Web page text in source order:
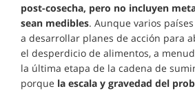
post-cosecha, pero no incluyen
sean medibles. Aunque varios
a desarrollar planes de acción para
el desperdicio de alimentos, a
la última etapa de la cadena de
porque la escala y gravedad del